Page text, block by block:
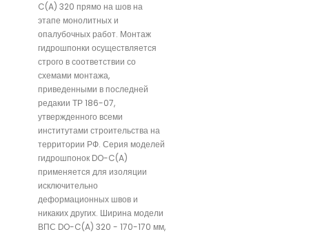
C(A) 320 прямо на шов на
этапе монолитных и
опалубочных работ. Монтаж
гидрошпонки осуществляется
строго в соответствии со
схемами монтажа,
приведенными в последней
редакии ТР 186-07,
утвержденного всеми
институтами строительства на
территории РФ. Серия моделей
гидрошпонок DO-C(A)
применяется для изоляции
исключительно
деформационных швов и
никаких других. Ширина модели
ВПС DO-C(A) 320 - 170-170 мм,